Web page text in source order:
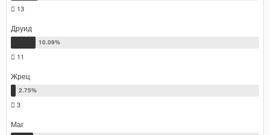
13
Друид
11
Жрец
3
Маг